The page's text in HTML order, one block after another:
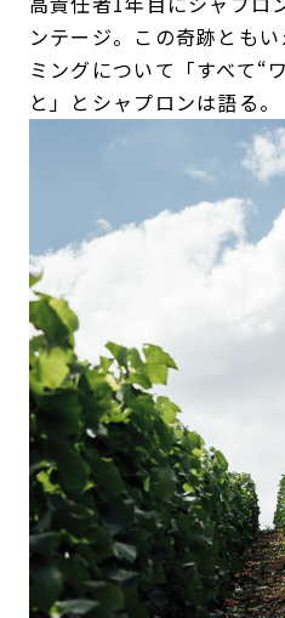
ンテージ。この奇跡とも
ミングについて「すべて“
と」とシャプロンは語る。